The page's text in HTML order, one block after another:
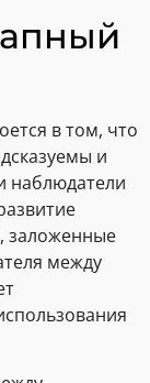
в том, что
и
наблюдатели
заложенные
между